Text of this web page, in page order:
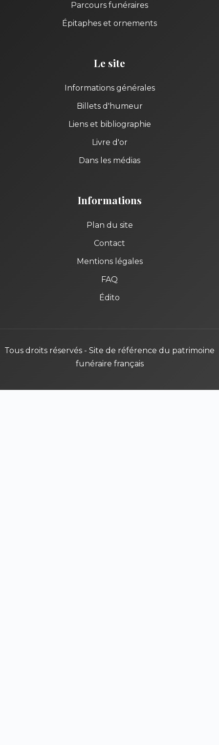
Parcours funéraires
Épitaphes et ornements
Le site
Informations générales
Billets d'humeur
Liens et bibliographie
Livre d'or
Dans les médias
Informations
Plan du site
Contact
Mentions légales
FAQ
Édito
Tous droits réservés - Site de référence du patrimoine
funéraire français